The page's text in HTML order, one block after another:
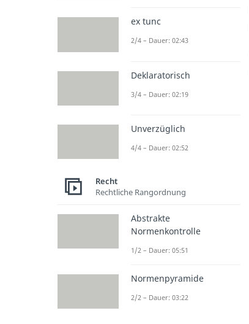
ex tunc
2/4 – Dauer: 02:43
Deklaratorisch
3/4 – Dauer: 02:19
Unverzüglich
4/4 – Dauer: 02:52
Recht
Rechtliche Rangordnung
Abstrakte
Normenkontrolle
1/2 – Dauer: 05:51
Normenpyramide
2/2 – Dauer: 03:22